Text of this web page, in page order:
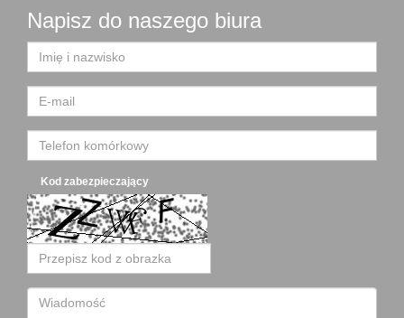
Napisz do naszego biura
Kod zabezpieczający